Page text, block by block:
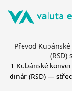
Převod
(RSD)
1 Kubánské
dinár (RSD) —